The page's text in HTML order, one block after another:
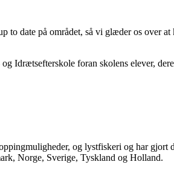
date på området, så vi glæder os over
Idrætsefterskole foran skolens elever,
og lystfiskeri og har gjort
Norge, Sverige, Tyskland og Holland.